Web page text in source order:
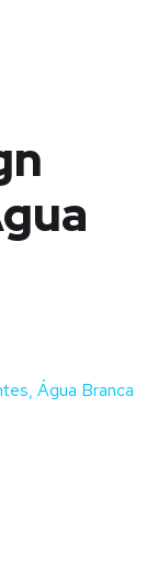
Água Branca